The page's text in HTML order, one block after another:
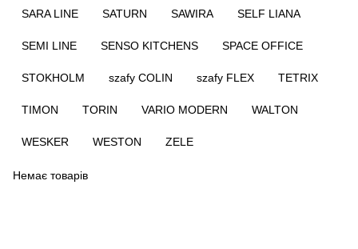
SARA LINE SATURN SAWIRA SELF LIANA
SEMI LINE SENSO KITCHENS SPACE OFFICE
STOKHOLM szafy COLIN szafy FLEX TETRIX
TIMON TORIN VARIO MODERN WALTON
WESKER WESTON ZELE
Немає товарів